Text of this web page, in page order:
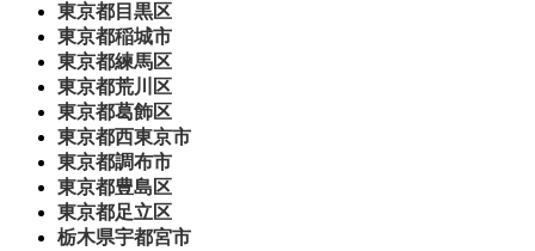
東京都目黒区
東京都稲城市
東京都練馬区
東京都荒川区
東京都葛飾区
東京都西東京市
東京都調布市
東京都豊島区
東京都足立区
栃木県宇都宮市